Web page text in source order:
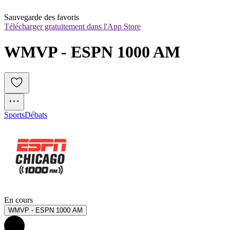
Sauvegarde des favoris
Télécharger gratuitement dans l'App Store
WMVP - ESPN 1000 AM
SportsDébats
En cours
WMVP - ESPN 1000 AM